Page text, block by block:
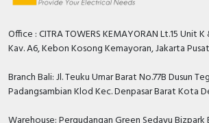
Office : CITRA TOWERS KEMAYORAN Lt.15 Unit
Kav. A6, Kebon Kosong Kemayoran, Jakarta
Branch Bali: Jl. Teuku Umar Barat No.77B Dusun
Padangsambian Klod Kec. Denpasar Barat Kota